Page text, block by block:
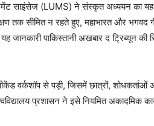
साइंसेज (LUMS) ने संस्कृत अध्ययन का
तक सीमित न रहते हुए, महाभारत और भगवद
जानकारी पाकिस्तानी अखबार द ट्रिब्यून की
वर्कशॉप से पड़ी, जिसमें छात्रों, शोधकर्ताओं
प्रशासन ने इसे नियमित अकादमिक